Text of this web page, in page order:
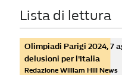
Lista di lettura
Olimpiadi Parigi 2024, 7
delusioni per l'Italia
Redazione William Hill News